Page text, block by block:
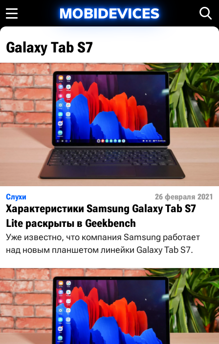
Galaxy Tab S7
Слухи 26 февраля 2021
Характеристики Samsung Galaxy Tab S7
Lite раскрыты в Geekbench
Уже известно, что компания Samsung работает
над новым планшетом линейки Galaxy Tab S7.